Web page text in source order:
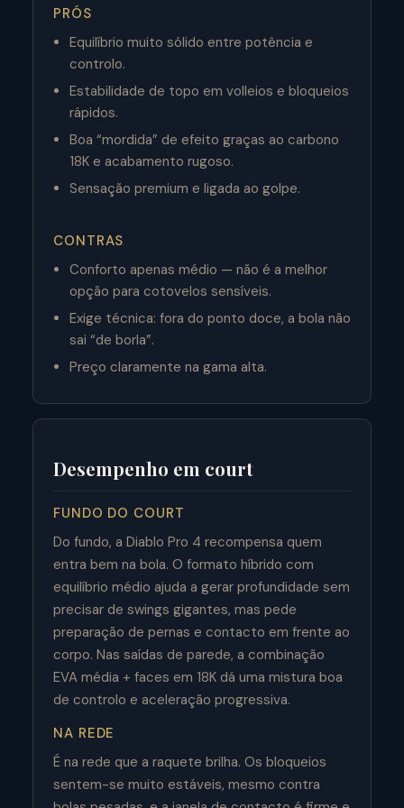
PRÓS
Equilíbrio muito sólido entre potência e
controlo.
Estabilidade de topo em volleios e bloqueios
rápidos.
Boa “mordida” de efeito graças ao carbono
18K e acabamento rugoso.
Sensação premium e ligada ao golpe.
CONTRAS
Conforto apenas médio — não é a melhor
opção para cotovelos sensíveis.
Exige técnica: fora do ponto doce, a bola não
sai “de borla”.
Preço claramente na gama alta.
Desempenho em court
FUNDO DO COURT
Do fundo, a Diablo Pro 4 recompensa quem
entra bem na bola. O formato híbrido com
equilíbrio médio ajuda a gerar profundidade sem
precisar de swings gigantes, mas pede
preparação de pernas e contacto em frente ao
corpo. Nas saídas de parede, a combinação
EVA média + faces em 18K dá uma mistura boa
de controlo e aceleração progressiva.
NA REDE
É na rede que a raquete brilha. Os bloqueios
sentem-se muito estáveis, mesmo contra